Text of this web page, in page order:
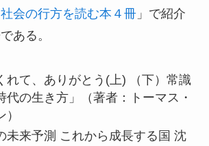
社会の行方を読む本４冊」で紹介
ある。
れて、ありがとう(上) （下）常識
代の生き方」（著者：トーマス・
未来予測 これから成長する国 沈